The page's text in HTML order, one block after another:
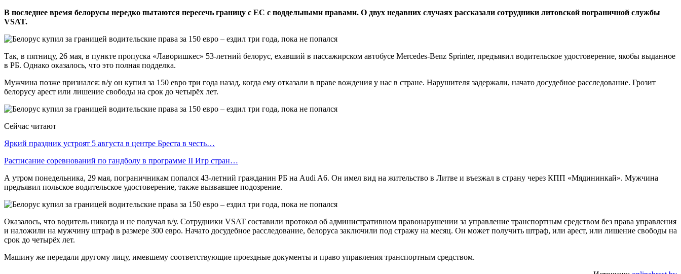
В последнее время белорусы нередко пытаются пересечь границу с ЕС с поддельными правами. О двух недавних случаях рассказали сотрудники литовской пограничной службы
VSAT.
Так, в пятницу, 26 мая, в пункте пропуска «Лаворишкес» 53-летний белорус, ехавший в пассажирском автобусе Mercedes-Benz Sprinter, предъявил водительское удостоверение, якобы выданное
в РБ. Однако оказалось, что это полная подделка.
Мужчина позже признался: в/у он купил за 150 евро три года назад, когда ему отказали в праве вождения у нас в стране. Нарушителя задержали, начато досудебное расследование. Грозит
белорусу арест или лишение свободы на срок до четырёх лет.
Сейчас читают
Яркий праздник устроят 5 августа в центре Бреста в честь…
Расписание соревнований по гандболу в программе II Игр стран…
А утром понедельника, 29 мая, пограничникам попался 43-летний гражданин РБ на Audi A6. Он имел вид на жительство в Литве и въезжал в страну через КПП «Мядининкай». Мужчина
предъявил польское водительское удостоверение, также вызвавшее подозрение.
Оказалось, что водитель никогда и не получал в/у. Сотрудники VSAT составили протокол об административном правонарушении за управление транспортным средством без права управления
и наложили на мужчину штраф в размере 300 евро. Начато досудебное расследование, белоруса заключили под стражу на месяц. Он может получить штраф, или арест, или лишение свободы на
срок до четырёх лет.
Машину же передали другому лицу, имевшему соответствующие проездные документы и право управления транспортным средством.